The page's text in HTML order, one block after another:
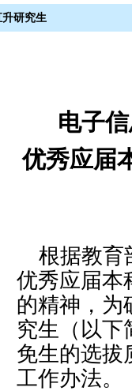
升研究生
电子
优秀应届
根据教育
优秀应届本
的精神，为
究生（以下
免生的选拔
工作办法。